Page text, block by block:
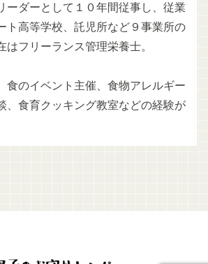
ーダーとして１０年間従事し、従業
ト高等学校、託児所など９事業所の
はフリーランス管理栄養士。
食のイベント主催、食物アレルギー
、食育クッキング教室などの経験が